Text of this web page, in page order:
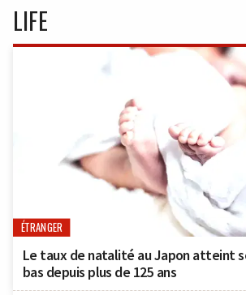
LIFE
ÉTRANGER
Le taux de natalité au Japon atteint
bas depuis plus de 125 ans